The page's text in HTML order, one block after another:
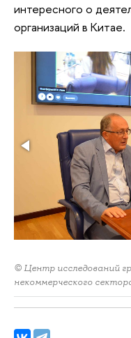
интересного о
организаций в Китае.
© Центр исследований
некоммерческого